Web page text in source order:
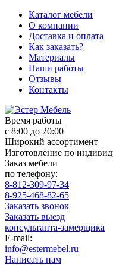
Каталог мебели
О компании
Доставка и оплата
Как заказать?
Материалы
Наши работы
Отзывы
Контакты
Время работы
с 8:00 до 20:00
Широкий ассортимент
Изготовление по
Заказ мебели
по телефону:
8-812-309-97-34
8-925-468-82-65
Заказать звонок
Заказать выезд
консультанта-замерщика
E-mail:
info@estermebel.ru
Написать нам